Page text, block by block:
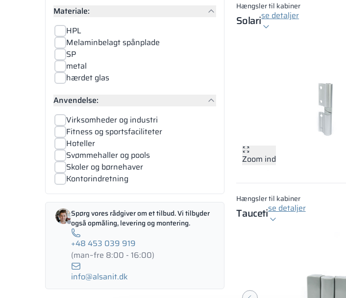
Materiale:
HPL
Melaminbelagt spånplade
SP
metal
hærdet glas
Anvendelse:
Virksomheder og industri
Fitness og sportsfaciliteter
Hoteller
Svømmehaller og pools
Skoler og børnehaver
Kontorindretning
Spørg vores rådgiver om et tilbud. Vi tilbyder
også opmåling, levering og montering.
+48 453 039 919
(man–fre 8:00 - 16:00)
info@alsanit.dk
Hængsler til kabiner
Solarise detaljer
Zoom ind
Hængsler til kabiner
Taucetise detaljer